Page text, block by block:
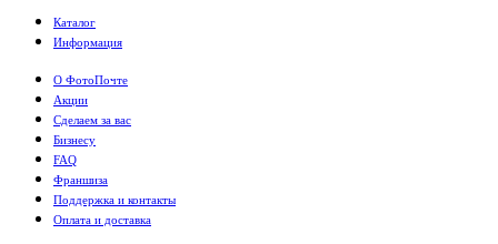
Каталог
Информация
О ФотоПочте
Акции
Сделаем за вас
Бизнесу
FAQ
Франшиза
Поддержка и контакты
Оплата и доставка